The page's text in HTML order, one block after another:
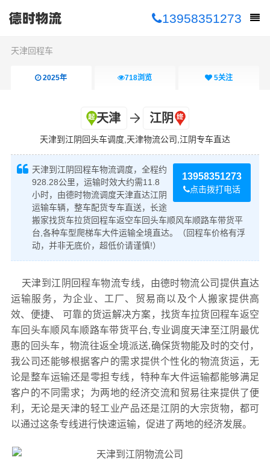
13958351273
天津回程车
2025年 718浏览 5关注
天津 江阴
天津到江阴回头车调度,天津物流公司,江阴专车直达
13958351273
点击拨打电话
天津到江阴回程车物流调度，全程约
928.28公里，运输时效大约需11.8
小时，由德时物流调度天津直达江阴
运输车辆，整车配货专车直送，长途
搬家找货车拉货回程车返空车回头车顺风车顺路车带货平
台,各种车型爬梯车大件运输全境直达。（回程车价格有浮
动，并非无底价，超低价请谨慎!）
天津到江阴回程车物流专线，由德时物流公司提供直达
运输服务，为企业、工厂、贸易商以及个人搬家提供高
效、便捷、 可靠的货运解决方案，找货车拉货回程车返空
车回头车顺风车顺路车带货平台,专业调度天津至江阴最优
惠的回头车，物流往返全境派送,确保货物能及时的交付，
我公司还能够根据客户的需求提供个性化的物流货运，无
论是整车运输还是零担专线，特种车大件运输都能够满足
客户的不同需求；为两地的经济交流和贸易往来提供了便
利，无论是天津的轻工业产品还是江阴的大宗货物，都可
以通过这条专线进行快速运输，促进了两地的经济发展。